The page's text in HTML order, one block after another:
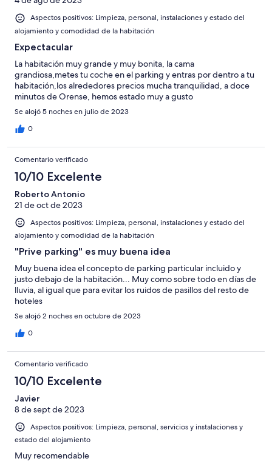
Aspectos positivos: Limpieza, personal, instalaciones y estado del
alojamiento y comodidad de la habitación
Expectacular
La habitación muy grande y muy bonita, la cama
grandiosa,metes tu coche en el parking y entras por dentro a tu
habitación,los alrededores precios mucha tranquilidad, a doce
minutos de Orense, hemos estado muy a gusto
Se alojó 5 noches en julio de 2023
0
Comentario verificado
10/10 Excelente
Roberto Antonio
21 de oct de 2023
Aspectos positivos: Limpieza, personal, instalaciones y estado del
alojamiento y comodidad de la habitación
"Prive parking" es muy buena idea
Muy buena idea el concepto de parking particular incluido y
justo debajo de la habitación... Muy como sobre todo en días de
lluvia, al igual que para evitar los ruidos de pasillos del resto de
hoteles
Se alojó 2 noches en octubre de 2023
0
Comentario verificado
10/10 Excelente
Javier
8 de sept de 2023
Aspectos positivos: Limpieza, personal, servicios y instalaciones y
estado del alojamiento
Muy recomendable